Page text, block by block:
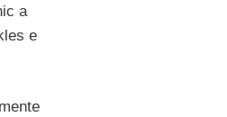
a
e